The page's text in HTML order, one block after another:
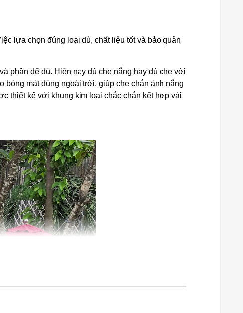
lựa chọn đúng loại dù, chất liệu tốt và bảo quản
phần đế dù. Hiện nay dù che nắng hay dù che với
bóng mát dùng ngoài trời, giúp che chắn ánh nắng
thiết kế với khung kim loại chắc chắn kết hợp vải